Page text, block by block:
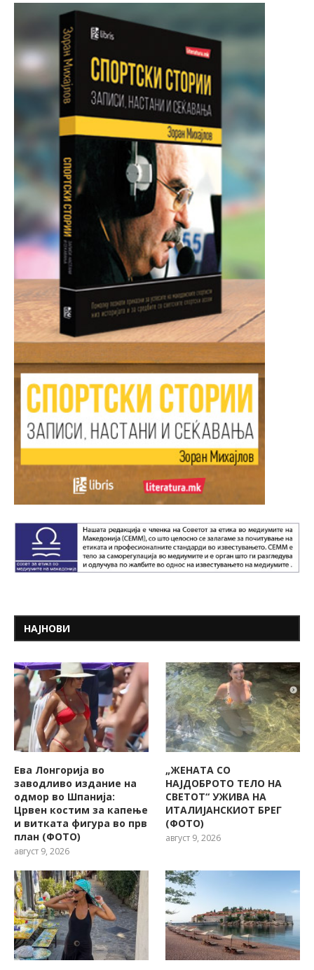
НАЈНОВИ
Ева Лонгорија во
заводливо издание на
одмор во Шпанија:
Црвен костим за капење
и витката фигура во прв
план (ФОТО)
август 9, 2026
„ЖЕНАТА СО
НАЈДОБРОТО ТЕЛО НА
СВЕТОТ“ УЖИВА НА
ИТАЛИЈАНСКИОТ БРЕГ
(ФОТО)
август 9, 2026